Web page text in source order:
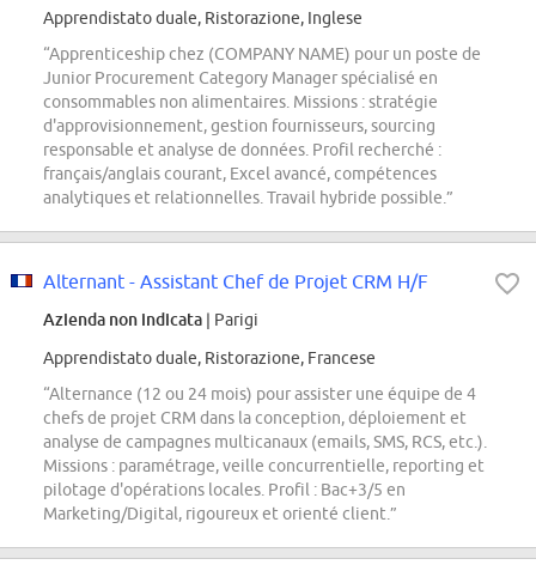
Apprendistato duale, Ristorazione, Inglese
“Apprenticeship chez (COMPANY NAME) pour un poste de
Junior Procurement Category Manager spécialisé en
consommables non alimentaires. Missions : stratégie
d'approvisionnement, gestion fournisseurs, sourcing
responsable et analyse de données. Profil recherché :
français/anglais courant, Excel avancé, compétences
analytiques et relationnelles. Travail hybride possible.”
Alternant - Assistant Chef de Projet CRM H/F
Azienda non indicata | Parigi
Apprendistato duale, Ristorazione, Francese
“Alternance (12 ou 24 mois) pour assister une équipe de 4
chefs de projet CRM dans la conception, déploiement et
analyse de campagnes multicanaux (emails, SMS, RCS, etc.).
Missions : paramétrage, veille concurrentielle, reporting et
pilotage d'opérations locales. Profil : Bac+3/5 en
Marketing/Digital, rigoureux et orienté client.”